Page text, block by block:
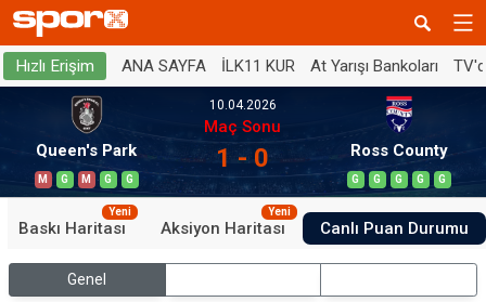
Hızlı Erişim ANA SAYFA İLK11 KUR At Yarışı Bankoları
Queen's Park
M G M G G
10.04.2026
Maç Sonu
1 - 0 Ross County
G G G G G
Baskı Haritası
Yeni
Aksiyon Haritası
Yeni
Canlı Puan Durumu
Genel